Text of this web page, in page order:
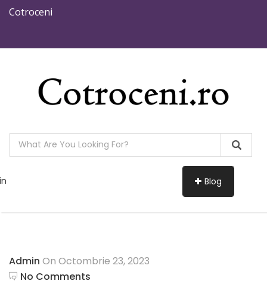
Cotroceni
Blog
Admin On Octombrie 23, 2023
No Comments